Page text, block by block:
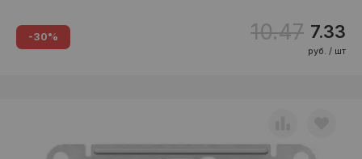
-30% 10.47 7.33
руб. / шт